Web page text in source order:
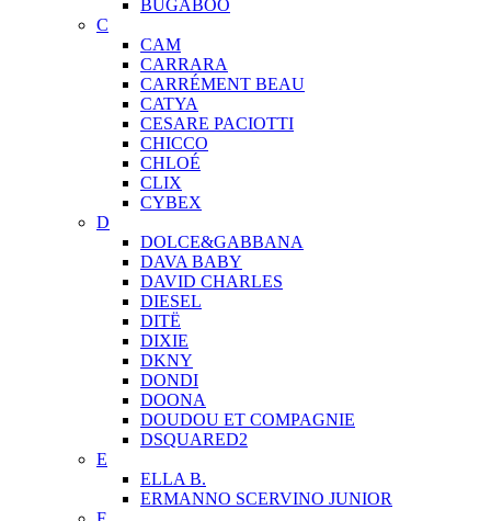
BUGABOO
C
CAM
CARRARA
CARRÉMENT BEAU
CATYA
CESARE PACIOTTI
CHICCO
CHLOÉ
CLIX
CYBEX
D
DOLCE&GABBANA
DAVA BABY
DAVID CHARLES
DIESEL
DITЁ
DIXIE
DKNY
DONDI
DOONA
DOUDOU ET COMPAGNIE
DSQUARED2
E
ELLA B.
ERMANNO SCERVINO JUNIOR